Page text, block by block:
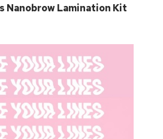
Nanobrow Lamination Kit